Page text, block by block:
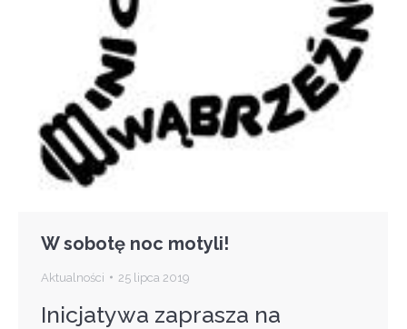
W sobotę noc motyli!
Aktualności 25 lipca 2019
Inicjatywa zaprasza na